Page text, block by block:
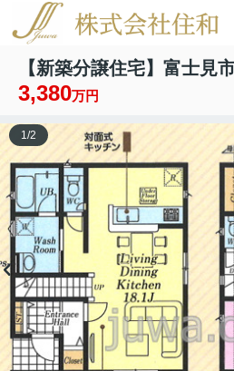
【新築分譲住宅】富士見
3,380万円
1/2